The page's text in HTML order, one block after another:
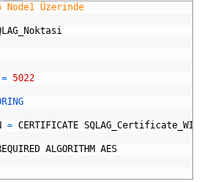
Node1 Üzerinde
= 5022
= CERTIFICATE
ALGORITHM AES